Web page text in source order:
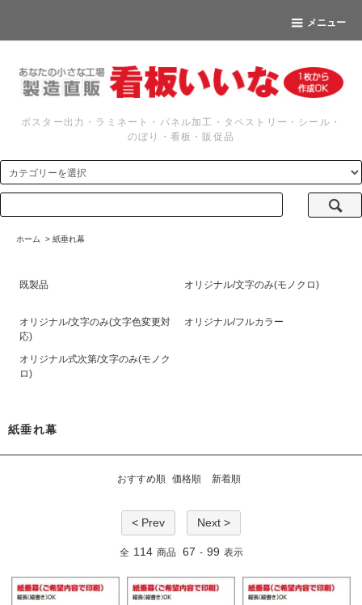
メニュー
ポスター出力・ラミネート・パネル加工・タペストリー・シール・
のぼり・看板・販促品
ホーム > 紙垂れ幕
既製品 オリジナル/文字のみ(モノクロ)
オリジナル/文字のみ(文字色変更対
応)
オリジナル/フルカラー
オリジナル式次第/文字のみ(モノク
ロ)
紙垂れ幕
おすすめ順 価格順 新着順
< Prev Next >
全 114 商品 67 - 99 表示